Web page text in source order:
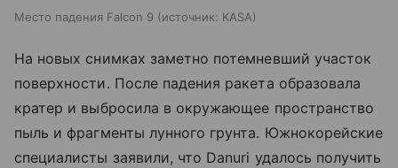
Место падения Falcon 9 источник: KASA
На новых снимках заметно потемневший участок
поверхности. После падения ракета образовала
кратер и выбросила в окружающее пространство
пыль и фрагменты лунного грунта. Южнокорейские
специалисты заявили, что Danuri удалось получить